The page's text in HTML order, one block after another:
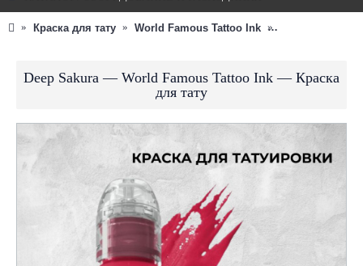
Краска для тату World Famous Tattoo Ink
Deep Sakura — World Famous Tattoo Ink — Краска
для тату